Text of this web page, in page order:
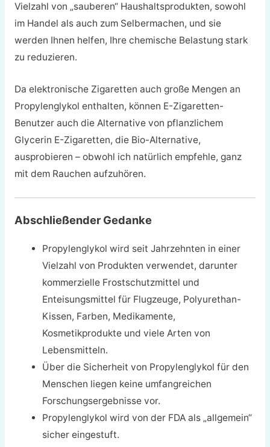
Vielzahl von „sauberen“ Haushaltsprodukten, sowohl
im Handel als auch zum Selbermachen, und sie
werden Ihnen helfen, Ihre chemische Belastung stark
zu reduzieren.
Da elektronische Zigaretten auch große Mengen an
Propylenglykol enthalten, können E-Zigaretten-
Benutzer auch die Alternative von pflanzlichem
Glycerin E-Zigaretten, die Bio-Alternative,
ausprobieren – obwohl ich natürlich empfehle, ganz
mit dem Rauchen aufzuhören.
Abschließender Gedanke
Propylenglykol wird seit Jahrzehnten in einer
Vielzahl von Produkten verwendet, darunter
kommerzielle Frostschutzmittel und
Enteisungsmittel für Flugzeuge, Polyurethan-
Kissen, Farben, Medikamente,
Kosmetikprodukte und viele Arten von
Lebensmitteln.
Über die Sicherheit von Propylenglykol für den
Menschen liegen keine umfangreichen
Forschungsergebnisse vor.
Propylenglykol wird von der FDA als „allgemein“
sicher eingestuft.